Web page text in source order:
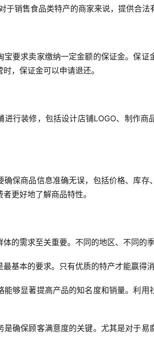
于销售食品类特产的商家来说，提供合法
宝要求卖家缴纳一定金额的保证金。保
，保证金可以申请退还。
进行装修，包括设计店铺LOGO、制作
确保商品信息准确无误，包括价格、库
更好地了解商品特性。
的需求至关重要。不同的地区、不同的
基本的要求。只有优质的特产才能赢得
能够显著提高产品的知名度和销量。利
是确保顾客满意度的关键。尤其是对于